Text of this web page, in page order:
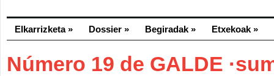
Elkarrizketa» Dossier » Begiradak » Etxekoak »
Número 19 de GALDE